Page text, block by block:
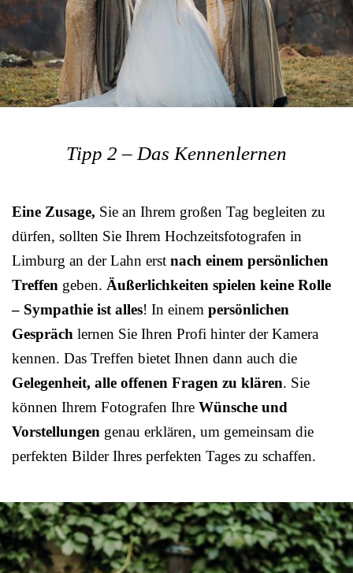
Tipp 2 – Das Kennenlernen
Eine Zusage, Sie an Ihrem großen Tag begleiten zu
dürfen, sollten Sie Ihrem Hochzeitsfotografen in
Limburg an der Lahn erst nach einem persönlichen
Treffen geben. Äußerlichkeiten spielen keine Rolle
– Sympathie ist alles! In einem persönlichen
Gespräch lernen Sie Ihren Profi hinter der Kamera
kennen. Das Treffen bietet Ihnen dann auch die
Gelegenheit, alle offenen Fragen zu klären. Sie
können Ihrem Fotografen Ihre Wünsche und
Vorstellungen genau erklären, um gemeinsam die
perfekten Bilder Ihres perfekten Tages zu schaffen.